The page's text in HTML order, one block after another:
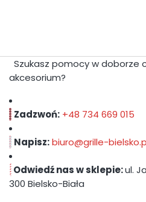
Szukasz pomocy w doborze
akcesorium?
Zadzwoń: +48 734 669 015
Napisz:biuro@grille-
Odwiedź nas w sklepie:ul.
300 Bielsko-Biała